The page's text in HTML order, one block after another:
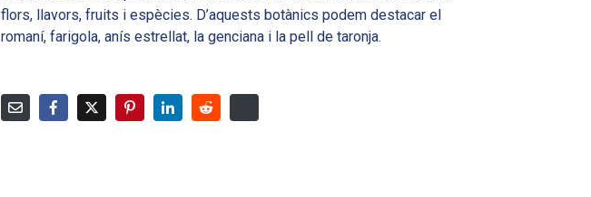
flors, llavors, fruits i espècies. D’aquests botànics podem destacar el
romaní, farigola, anís estrellat, la genciana i la pell de taronja.